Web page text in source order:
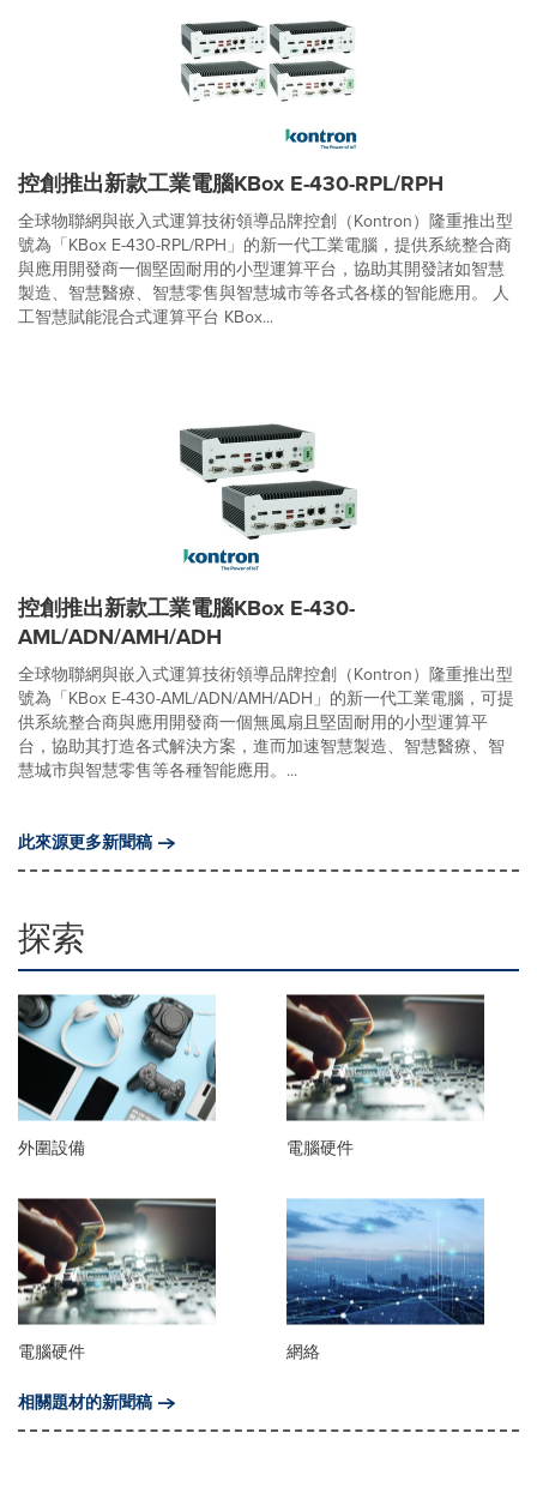
控創推出新款工業電腦KBox E-430-RPL/RPH
全球物聯網與嵌入式運算技術領導品牌控創（Kontron）隆重推出型
號為「KBox E-430-RPL/RPH」的新一代工業電腦，提供系統整合商
與應用開發商一個堅固耐用的小型運算平台，協助其開發諸如智慧
製造、智慧醫療、智慧零售與智慧城市等各式各樣的智能應用。 人
工智慧賦能混合式運算平台 KBox...
控創推出新款工業電腦KBox E-430-
AML/ADN/AMH/ADH
全球物聯網與嵌入式運算技術領導品牌控創（Kontron）隆重推出型
號為「KBox E-430-AML/ADN/AMH/ADH」的新一代工業電腦，可提
供系統整合商與應用開發商一個無風扇且堅固耐用的小型運算平
台，協助其打造各式解決方案，進而加速智慧製造、智慧醫療、智
慧城市與智慧零售等各種智能應用。...
此來源更多新聞稿
探索
外圍設備 電腦硬件
電腦硬件
網絡
相關題材的新聞稿